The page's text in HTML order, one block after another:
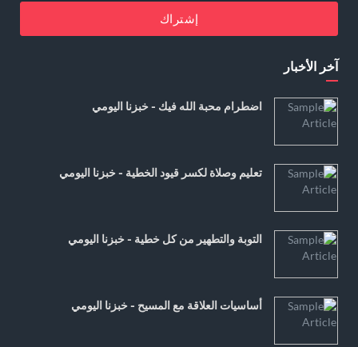
إشتراك
آخر الأخبار
اضطرام محبة الله فيك - خبزنا اليومي
تعليم وصلاة لكسر قيود الخطية - خبزنا اليومي
التوبة والتطهير من كل خطية - خبزنا اليومي
أساسيات العلاقة مع المسيح - خبزنا اليومي